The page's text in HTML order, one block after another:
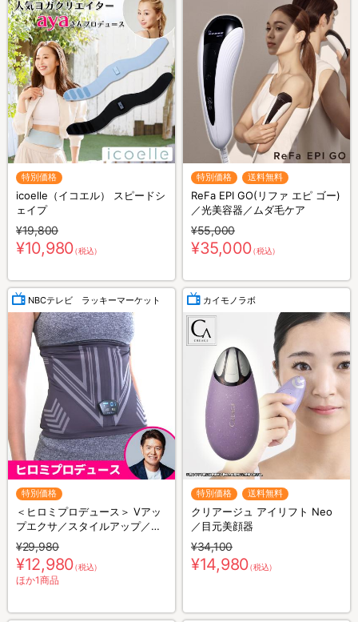
特別価格
icoelle（イコエル） スピードシ
ェイプ
¥19,800
¥10,980（税込）
特別価格 送料無料
ReFa EPI GO(リファ エピ ゴー)
／光美容器／ムダ毛ケア
¥55,000
¥35,000（税込）
NBCテレビ ラッキーマーケット
特別価格
＜ヒロミプロデュース＞ Vアッ
プエクサ／スタイルアップ／お
腹用EMS
¥29,980
¥12,980（税込）
ほか1商品
カイモノラボ
特別価格 送料無料
クリアージュ アイリフト Neo
／目元美顔器
¥34,100
¥14,980（税込）